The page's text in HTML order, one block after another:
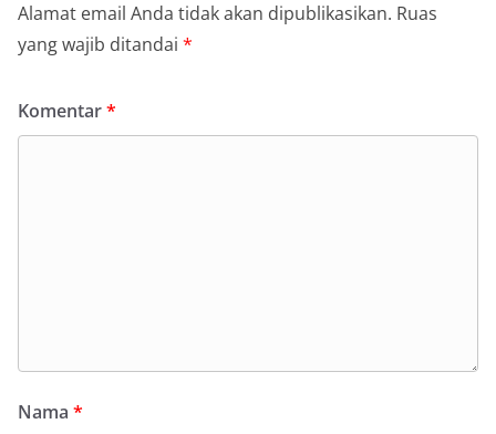
Alamat email Anda tidak akan dipublikasikan. Ruas
yang wajib ditandai *
Komentar*
Nama *